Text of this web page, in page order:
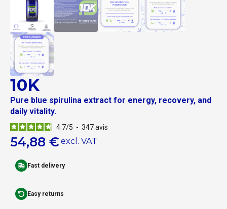
10K
Pure blue spirulina extract for energy, recovery, and
daily vitality.
4.7/5 - 347avis
54,88 € excl. VAT
Fast delivery
Easy returns